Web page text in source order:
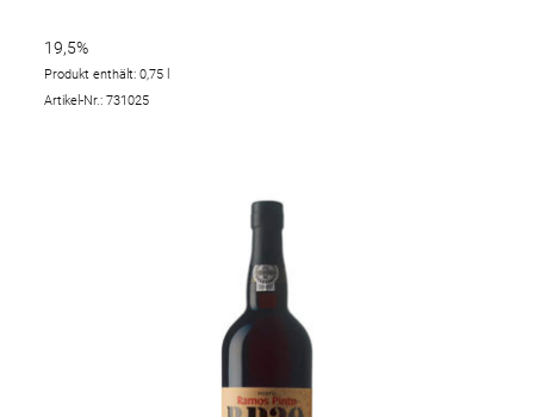
19,5%
Produkt enthält: 0,75
Artikel-Nr.: 731025